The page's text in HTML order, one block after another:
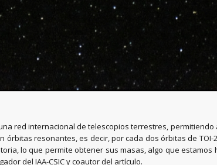
red internacional de telescopios terrestres,
resonantes, es decir, por cada dos órbitas de TOI-
lo que permite obtener sus masas, algo que
del IAA-CSIC y coautor del artículo.